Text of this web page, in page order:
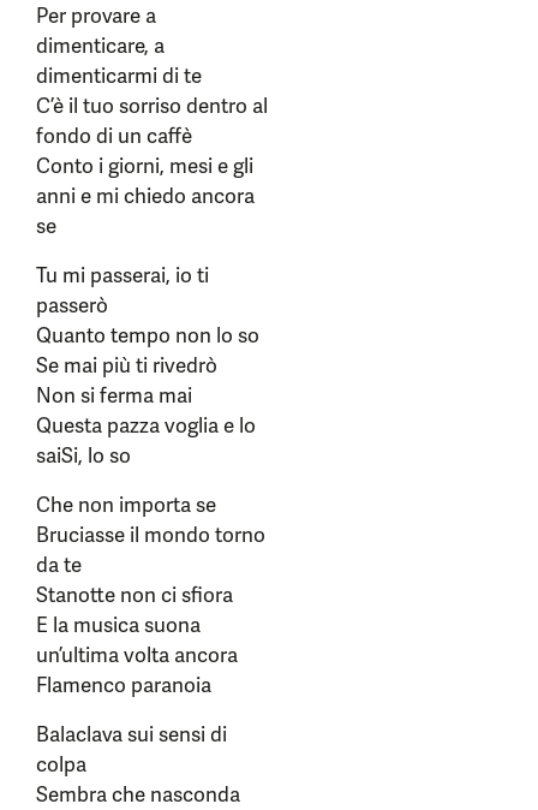
Per provare a
dimenticare, a
dimenticarmi di te
C’è il tuo sorriso dentro al
fondo di un caffè
Conto i giorni, mesi e gli
anni e mi chiedo ancora
se
Tu mi passerai, io ti
passerò
Quanto tempo non lo so
Se mai più ti rivedrò
Non si ferma mai
Questa pazza voglia e lo
saiSi, lo so
Che non importa se
Bruciasse il mondo torno
da te
Stanotte non ci sfiora
E la musica suona
un’ultima volta ancora
Flamenco paranoia
Balaclava sui sensi di
colpa
Sembra che nasconda